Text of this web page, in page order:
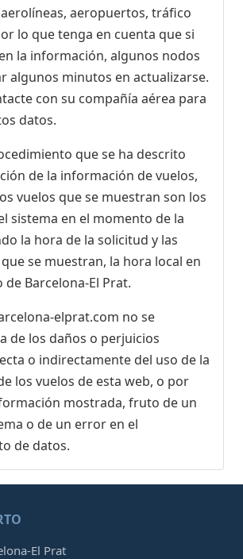
aeropuertos, tráfico
lo que tenga en cuenta que si
la información, algunos nodos
algunos minutos en actualizarse.
con su compañía aérea para
datos.
que se ha descrito
de la información de vuelos,
vuelos que se muestran son los
sistema en el momento de la
la hora de la solicitud y las
se muestran, la hora local en
Barcelona-El Prat.
elprat.com no se
de los daños o perjuicios
o indirectamente del uso de la
los vuelos de esta web, o por
mostrada, fruto de un
o de un error en el
de datos.
El Prat